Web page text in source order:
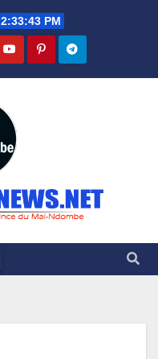
2:33:44 PM